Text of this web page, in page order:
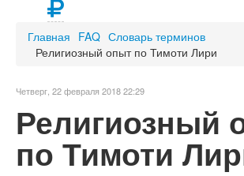
Главная FAQ Словарь терминов
Религиозный опыт по Тимоти Лири
Четверг, 22 февраля 2018 22:29
Религиозный
по Тимоти